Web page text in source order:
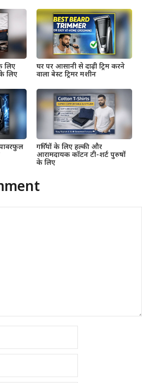
लिए
लिए
घर पर आसानी से दाढ़ी ट्रिम करने
वाला बेस्ट ट्रिमर मशीन
गर्मियों के लिए हल्की और
आरामदायक कॉटन टी-शर्ट पुरुषों
के लिए